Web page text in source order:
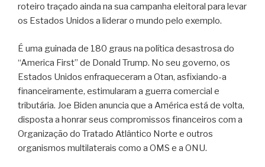
roteiro traçado ainda na sua campanha eleitoral para levar
os Estados Unidos a liderar o mundo pelo exemplo.
É uma guinada de 180 graus na política desastrosa do
“America First” de Donald Trump. No seu governo, os
Estados Unidos enfraqueceram a Otan, asfixiando-a
financeiramente, estimularam a guerra comercial e
tributária. Joe Biden anuncia que a América está de volta,
disposta a honrar seus compromissos financeiros com a
Organização do Tratado Atlântico Norte e outros
organismos multilaterais como a OMS e a ONU.